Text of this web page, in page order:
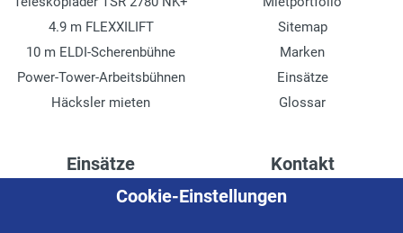
4.9 m FLEXXILIFT
10 m ELDI-Scherenbühne
Power-Tower-Arbeitsbühnen
Häcksler mieten
Sitemap
Marken
Einsätze
Glossar
Einsätze
Höhenzugang für
Kontakt
Kontaktformular
Cookie-Einstellungen